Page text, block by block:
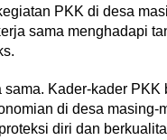
PKK di desa
sama menghadapi
sama. Kader-kader PKK
di desa masing-
diri dan